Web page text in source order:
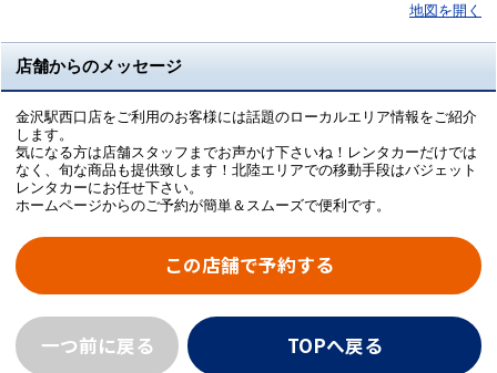
地図を開く
店舗からのメッセージ
金沢駅西口店をご利用のお客様には話題のローカルエリア情報をご紹介
します。
気になる方は店舗スタッフまでお声かけ下さいね！レンタカーだけでは
なく、旬な商品も提供致します！北陸エリアでの移動手段はバジェット
レンタカーにお任せ下さい。
ホームページからのご予約が簡単＆スムーズで便利です。
この店舗で予約する
一つ前に戻る TOPへ戻る